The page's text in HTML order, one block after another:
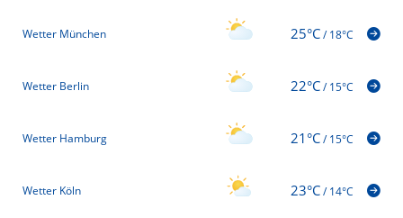
Wetter München 25°C/18°C
Wetter Berlin 22°C/15°C
Wetter Hamburg 21°C/15°C
Wetter Köln 23°C/14°C